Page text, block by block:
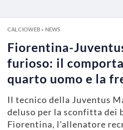
CALCIOWEB» NEWS
Fiorentina-
furioso: il
quarto uomo e la
Il tecnico della Juventus
deluso per la sconfitta dei
Fiorentina, l'allenatore